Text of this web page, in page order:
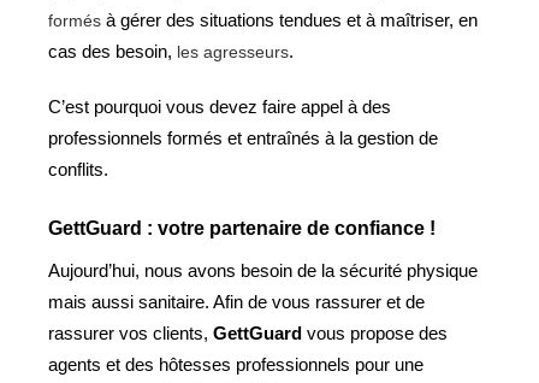
formés à gérer des situations tendues et à maîtriser, en
cas des besoin, les agresseurs.
C’est pourquoi vous devez faire appel à des
professionnels formés et entraînés à la gestion de
conflits.
GettGuard : votre partenaire de confiance !
Aujourd’hui, nous avons besoin de la sécurité physique
mais aussi sanitaire. Afin de vous rassurer et de
rassurer vos clients, GettGuard vous propose des
agents et des hôtesses professionnels pour une